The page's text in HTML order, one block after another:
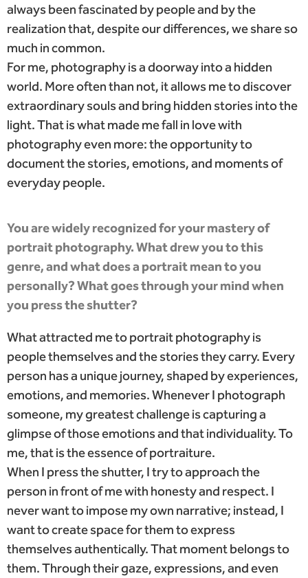
always been fascinated by people and by the
realization that, despite our differences, we share so
much in common.
For me, photography is a doorway into a hidden
world. More often than not, it allows me to discover
extraordinary souls and bring hidden stories into the
light. That is what made me fall in love with
photography even more: the opportunity to
document the stories, emotions, and moments of
everyday people.
You are widely recognized for your mastery of
portrait photography. What drew you to this
genre, and what does a portrait mean to you
personally? What goes through your mind when
you press the shutter?
What attracted me to portrait photography is
people themselves and the stories they carry. Every
person has a unique journey, shaped by experiences,
emotions, and memories. Whenever I photograph
someone, my greatest challenge is capturing a
glimpse of those emotions and that individuality. To
me, that is the essence of portraiture.
When I press the shutter, I try to approach the
person in front of me with honesty and respect. I
never want to impose my own narrative; instead, I
want to create space for them to express
themselves authentically. That moment belongs to
them. Through their gaze, expressions, and even